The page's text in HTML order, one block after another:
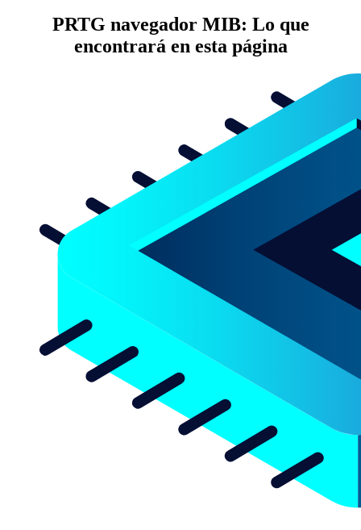
PRTG navegador MIB: Lo que
encontrará en esta página